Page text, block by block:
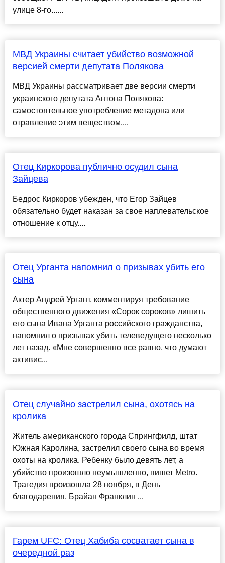
улице 8-го......
МВД Украины считает убийство возможной
версией смерти депутата Полякова
МВД Украины рассматривает две версии смерти
украинского депутата Антона Полякова:
самостоятельное употребление метадона или
отравление этим веществом....
Отец Киркорова публично осудил сына
Зайцева
Бедрос Киркоров убежден, что Егор Зайцев
обязательно будет наказан за свое наплевательское
отношение к отцу....
Отец Урганта напомнил о призывах убить его
сына
Актер Андрей Ургант, комментируя требование
общественного движения «Сорок сороков» лишить
его сына Ивана Урганта российского гражданства,
напомнил о призывах убить телеведущего несколько
лет назад. «Мне совершенно все равно, что думают
активис...
Отец случайно застрелил сына, охотясь на
кролика
Житель американского города Спрингфилд, штат
Южная Каролина, застрелил своего сына во время
охоты на кролика. Ребенку было девять лет, а
убийство произошло неумышленно, пишет Metro.
Трагедия произошла 28 ноября, в День
благодарения. Брайан Франклин ...
Гарем UFC: Отец Хабиба сосватает сына в
очередной раз